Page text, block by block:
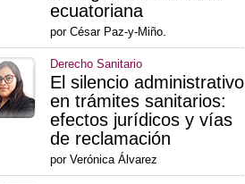
ecuatoriana
por César Paz-y-Miño.
Derecho Sanitario
El silencio administrativo
en trámites sanitarios:
efectos jurídicos y vías
de reclamación
por Verónica Álvarez